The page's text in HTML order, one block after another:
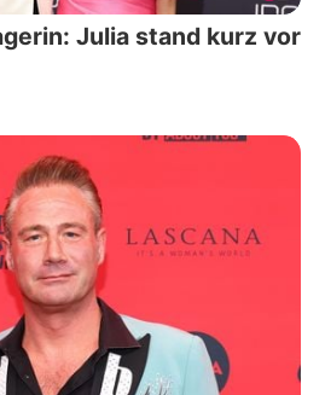
Julia stand kurz vor